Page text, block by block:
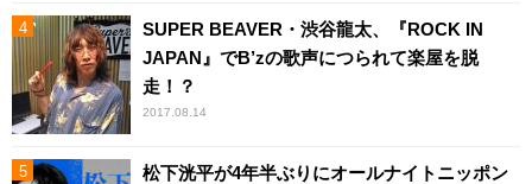
SUPER BEAVER・渋谷龍太、『ROCK IN
JAPAN』でB’zの歌声につられて楽屋を脱
走！？
2017.08.14
松下洸平が4年半ぶりにオールナイトニッポン